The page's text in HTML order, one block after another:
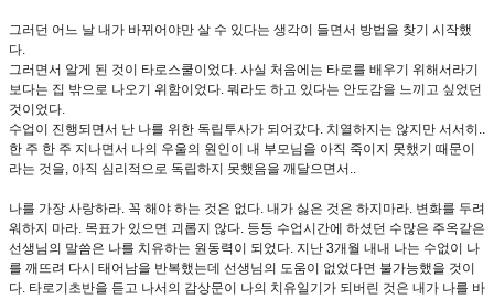
그러던 어느 날 내가 바뀌어야만 살 수 있다는 생각이 들면서 방법을 찾기 시작했
다.
그러면서 알게 된 것이 타로스쿨이었다. 사실 처음에는 타로를 배우기 위해서라기
보다는 집 밖으로 나오기 위함이었다. 뭐라도 하고 있다는 안도감을 느끼고 싶었던
것이었다.
수업이 진행되면서 난 나를 위한 독립투사가 되어갔다. 치열하지는 않지만 서서히..
한 주 한 주 지나면서 나의 우울의 원인이 내 부모님을 아직 죽이지 못했기 때문이
라는 것을, 아직 심리적으로 독립하지 못했음을 깨달으면서..
나를 가장 사랑하라. 꼭 해야 하는 것은 없다. 내가 싫은 것은 하지마라. 변화를 두려
워하지 마라. 목표가 있으면 괴롭지 않다. 등등 수업시간에 하셨던 수많은 주옥같은
선생님의 말씀은 나를 치유하는 원동력이 되었다. 지난 3개월 내내 나는 수없이 나
를 깨뜨려 다시 태어남을 반복했는데 선생님의 도움이 없었다면 불가능했을 것이
다. 타로기초반을 듣고 나서의 감상문이 나의 치유일기가 되버린 것은 내가 나를 바